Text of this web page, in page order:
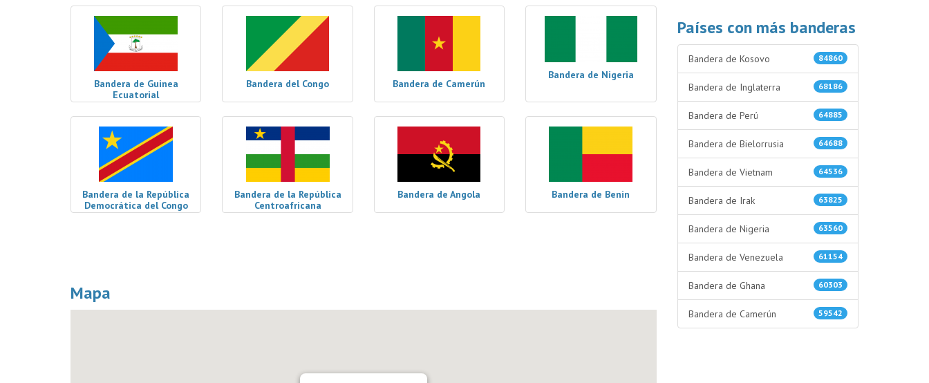
Bandera de Guinea
Ecuatorial
Bandera del Congo Bandera de Camerún
Bandera de Nigeria
Bandera de la República
Democrática del Congo
Bandera de la República
Centroafricana
Bandera de Angola Bandera de Benin
Mapa
Países con más banderas
84860
Bandera de Kosovo
68186
Bandera de Inglaterra
64885
Bandera de Perú
64688
Bandera de Bielorrusia
64536
Bandera de Vietnam
63825
Bandera de Irak
63560
Bandera de Nigeria
61154
Bandera de Venezuela
60303
Bandera de Ghana
59542
Bandera de Camerún